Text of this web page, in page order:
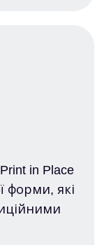
in Place
форми, які